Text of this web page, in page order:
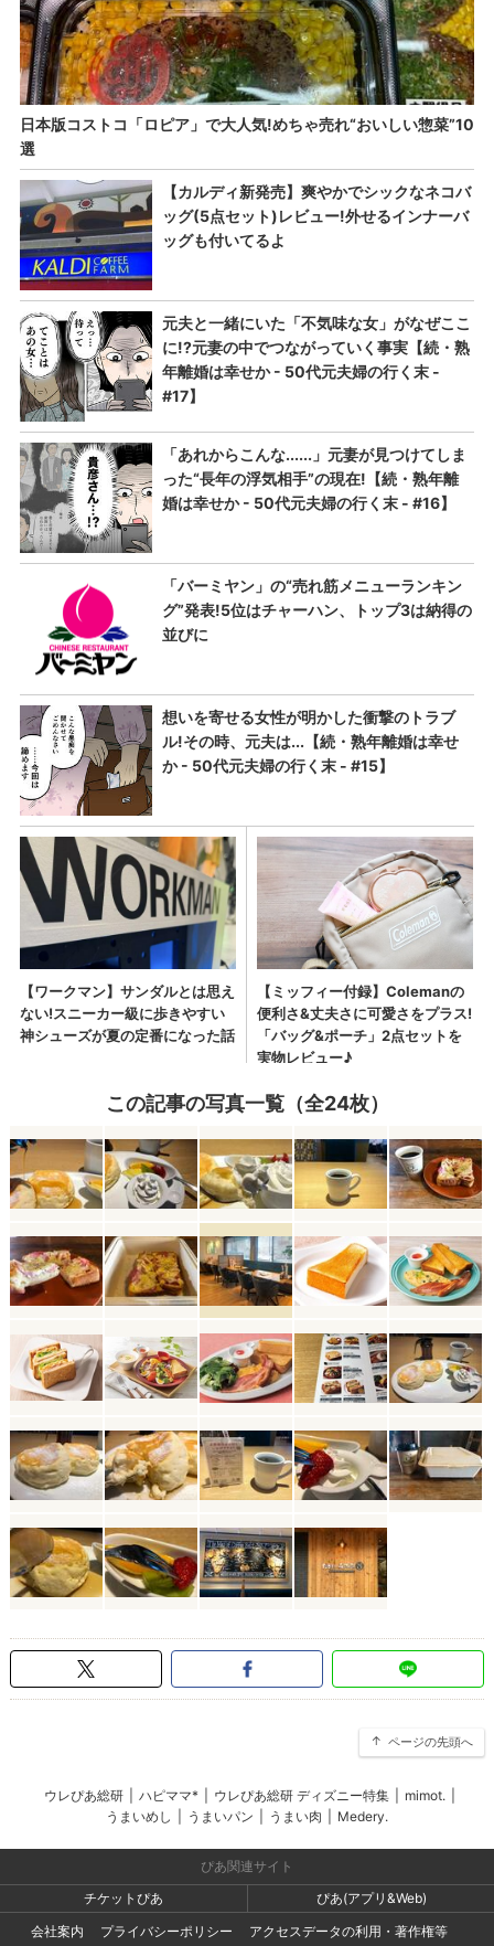
この記事の写真一覧（全24枚）
ページの先頭へ
ウレぴあ総研 ハピママ* ウレぴあ総研 ディズニー特集 mimot.
うまいめし
うまいパン うまい肉 Medery.
ぴあ関連サイト
チケットぴあ
ぴあ(アプリ&Web)
会社案内
プライバシーポリシー アクセスデータの利用・著作権等